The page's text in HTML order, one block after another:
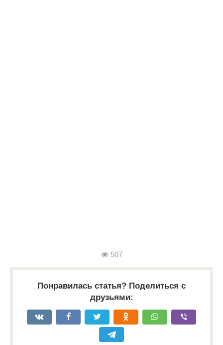
507
Понравилась статья? Поделиться с
друзьями: